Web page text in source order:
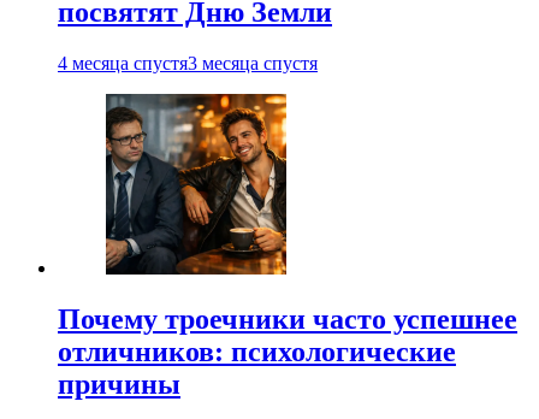
посвятят Дню Земли
4 месяца спустя3 месяца спустя
Почему троечники часто успешнее
отличников: психологические
причины